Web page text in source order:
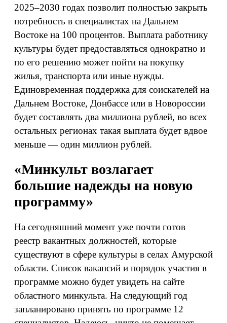
2025–2030 годах позволит полностью закрыть
потребность в специалистах на Дальнем
Востоке на 100 процентов. Выплата работнику
культуры будет предоставляться однократно и
по его решению может пойти на покупку
жилья, транспорта или иные нужды.
Единовременная поддержка для соискателей на
Дальнем Востоке, Донбассе или в Новороссии
будет составлять два миллиона рублей, во всех
остальных регионах такая выплата будет вдвое
меньше — один миллион рублей.
«Минкульт возлагает
большие надежды на новую
программу»
На сегодняшний момент уже почти готов
реестр вакантных должностей, которые
существуют в сфере культуры в селах Амурской
области. Список вакансий и порядок участия в
программе можно будет увидеть на сайте
областного минкульта. На следующий год
запланировано принять по программе 12